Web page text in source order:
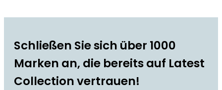
Schließen Sie sich über 1000
Marken an, die bereits auf Latest
Collection vertrauen!